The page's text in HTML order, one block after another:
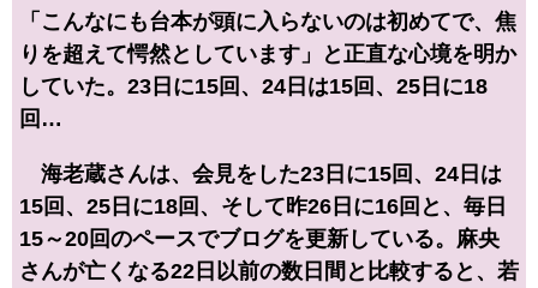
「こんなにも台本が頭に入らないのは初めてで、焦
りを超えて愕然としています」と正直な心境を明か
していた。23日に15回、24日は15回、25日に18
回…
海老蔵さんは、会見をした23日に15回、24日は
15回、25日に18回、そして昨26日に16回と、毎日
15～20回のペースでブログを更新している。麻央
さんが亡くなる22日以前の数日間と比較すると、若